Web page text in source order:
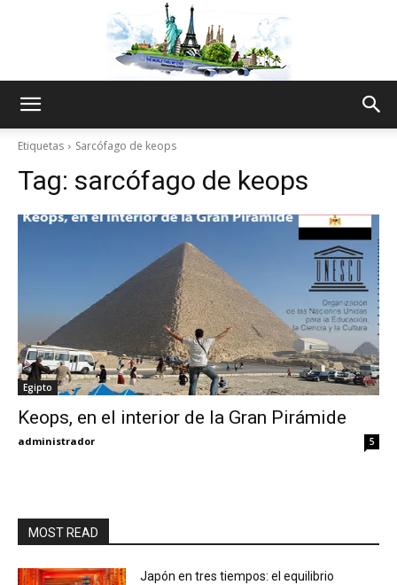
Thru
My
Etiquetas Sarcófago de keops
Tag: sarcófago de keops
Egipto
Keops, en el interior de la Gran Pirámide
administrador 5
MOST READ
Japón en tres tiempos: el equilibrio